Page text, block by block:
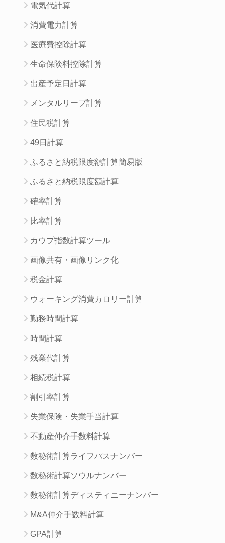
電気代計算
消費電力計算
医療費控除計算
生命保険料控除計算
出産予定日計算
メンタルリープ計算
住民税計算
49日計算
ふるさと納税限度額計算簡易版
ふるさと納税限度額計算
確率計算
比率計算
カウプ指数計算ツール
画像共有・画像リンク化
税金計算
ウォーキング消費カロリー計算
勤務時間計算
時間計算
残業代計算
相続税計算
割引率計算
失業保険・失業手当計算
不動産仲介手数料計算
数秘術計算ライフパスナンバー
数秘術計算ソウルナンバー
数秘術計算ディスティニーナンバー
M&A仲介手数料計算
GPA計算